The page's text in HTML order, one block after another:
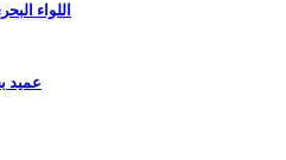
اللواء
عميد